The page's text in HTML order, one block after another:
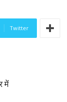
Twitter
में